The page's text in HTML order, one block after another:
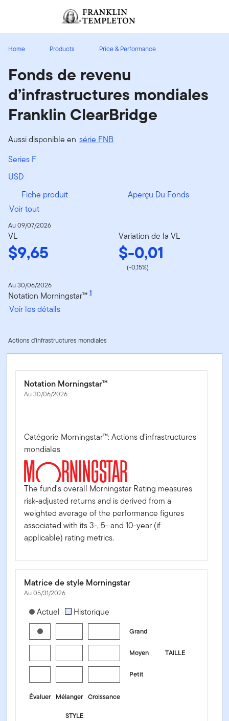
Header menu toggle
Ouverture de session
Home Products Price & Performance
Fonds de revenu
d’infrastructures mondiales
Franklin ClearBridge
Aussi disponible en série FNB
Series F
USD
Fiche produit
Aperçu Du Fonds
Voir tout
Au 09/07/2026
VL
$9,65
Variation de la VL
$-0,01
(-0,15%)
Au 30/06/2026
Notation Morningstar™ 1
Voir les détails
Actions d’infrastructures mondiales
Notation Morningstar™
Au 30/06/2026
Catégorie Morningstar™: Actions d’infrastructures
mondiales
The fund's overall Morningstar Rating measures
risk-adjusted returns and is derived from a
weighted average of the performance figures
associated with its 3-, 5- and 10-year (if
applicable) rating metrics.
Matrice de style Morningstar
Au 05/31/2026
[products.morningstar-stylebox-title-sr-equity]
Actuel Historique
Grand
TAILLE
Moyen
Petit
Évaluer Mélanger Croissance
STYLE